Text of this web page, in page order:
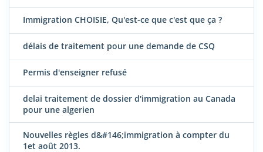
Immigration CHOISIE, Qu'est-ce que c'est que ça ?
délais de traitement pour une demande de CSQ
Permis d'enseigner refusé
delai traitement de dossier d'immigration au Canada
pour une algerien
Nouvelles règles d&#146;immigration à compter du
1et août 2013.